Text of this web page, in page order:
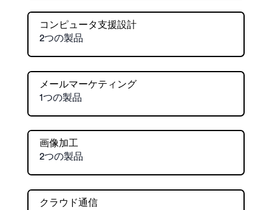
コンピュータ支援設計
2つの製品
メールマーケティング
1つの製品
画像加工
2つの製品
クラウド通信